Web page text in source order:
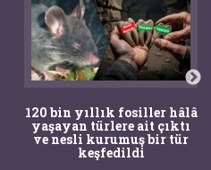
120 bin yıllık fosiller hâlâ
yaşayan türlere ait çıktı
ve nesli kurumuş bir tür
keşfedildi